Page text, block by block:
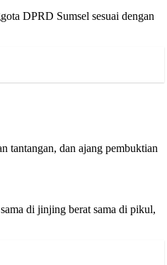
DPRD Sumsel sesuai dengan
tantangan, dan ajang pembuktian
di jinjing berat sama di pikul,